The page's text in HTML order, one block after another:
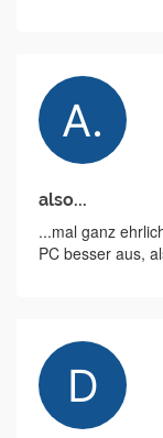
also...
...mal ganz
PC besser aus,